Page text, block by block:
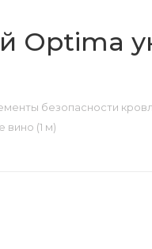
Optima
безопасности
вино (1 м)